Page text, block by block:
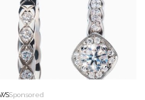
Sponsored